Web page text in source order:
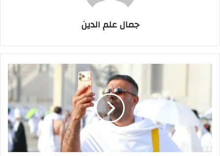
جمال علم الدين
مكة
والمشاعر
المقدسة
باليوم
العاشر